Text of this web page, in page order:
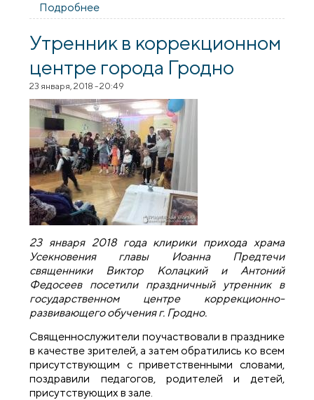
Подробнее
второе место в номинации
форма» конкурса "Радость моя"
Утренник в коррекционном
центре города Гродно
23 января, 2018 - 20:49
23 января 2018 года клирики прихода храма
Усекновения главы Иоанна Предтечи
священники Виктор Колацкий и Антоний
Федосеев посетили праздничный утренник в
государственном центре коррекционно-
развивающего обучения г. Гродно.
Священнослужители поучаствовали в празднике
в качестве зрителей, а затем обратились ко всем
присутствующим с приветственными словами,
поздравили педагогов, родителей и детей,
присутствующих в зале.